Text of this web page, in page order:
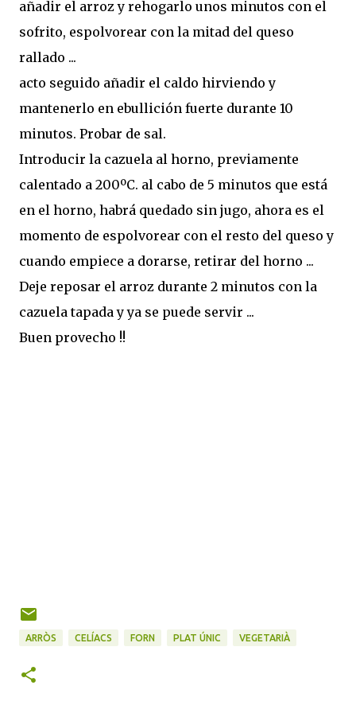
añadir el arroz y rehogarlo unos minutos con el
sofrito, espolvorear con la mitad del queso
rallado ...
acto seguido añadir el caldo hirviendo y
mantenerlo en ebullición fuerte durante 10
minutos. Probar de sal.
Introducir la cazuela al horno, previamente
calentado a 200ºC. al cabo de 5 minutos que está
en el horno, habrá quedado sin jugo, ahora es el
momento de espolvorear con el resto del queso y
cuando empiece a dorarse, retirar del horno ...
Deje reposar el arroz durante 2 minutos con la
cazuela tapada y ya se puede servir ...
Buen provecho !!
ARRÒS CELÍACS FORN PLAT ÚNIC VEGETARIÀ